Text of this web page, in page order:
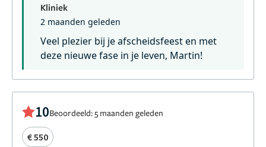
Kliniek
2 maanden geleden
Veel plezier bij je afscheidsfeest en met
deze nieuwe fase in je leven, Martin!
10Beoordeeld: 5 maanden geleden
€ 550